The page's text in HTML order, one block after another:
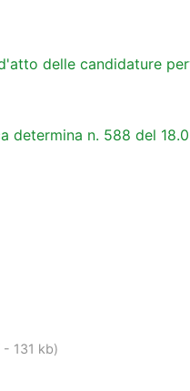
delle candidature
determina n. 588 del
- 131 kb)